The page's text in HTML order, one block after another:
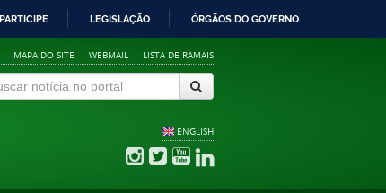
PARTICIPE LEGISLAÇÃO ÓRGÃOS DO GOVERNO
MAPA DO SITE WEBMAIL LISTA DE RAMAIS
ENGLISH